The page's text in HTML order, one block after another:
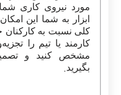
مورد نیروی کاری
ابزار به شما این
کلی نسبت به کارکنان
کارمند یا تیم را
مشخص کنید و
بگیرید.